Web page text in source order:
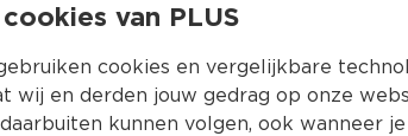
van PLUS
cookies en vergelijkbare
wij en derden jouw gedrag op onze
kunnen volgen, ook wanneer